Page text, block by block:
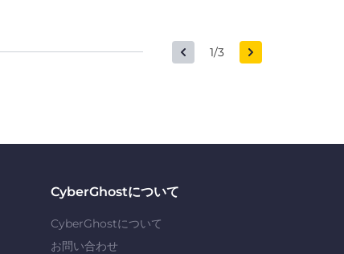
1/3
CyberGhostについて
CyberGhostについて
お問い合わせ